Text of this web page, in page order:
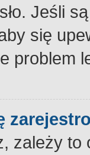
Jeśli
się
problem
zależy